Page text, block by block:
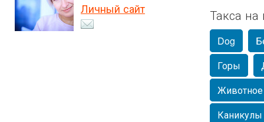
Личный сайт Такса на
Dog
Горы
Животное
Каникулы